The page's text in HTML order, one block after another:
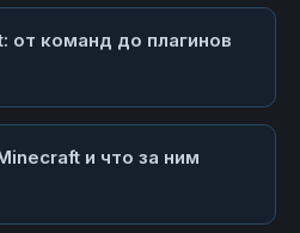
от команд до плагинов
и что за ним